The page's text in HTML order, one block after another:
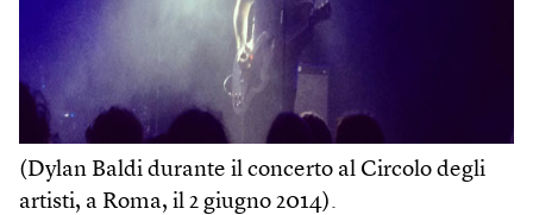
(Dylan Baldi durante il concerto al Circolo degli
artisti, a Roma, il 2 giugno 2014).